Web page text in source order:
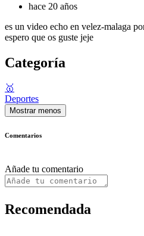
hace 20 años
es un video echo en velez-malaga
espero que os guste jeje
Categoría
🥇
Deportes
Mostrar menos
Comentarios
Añade tu comentario
Recomendada